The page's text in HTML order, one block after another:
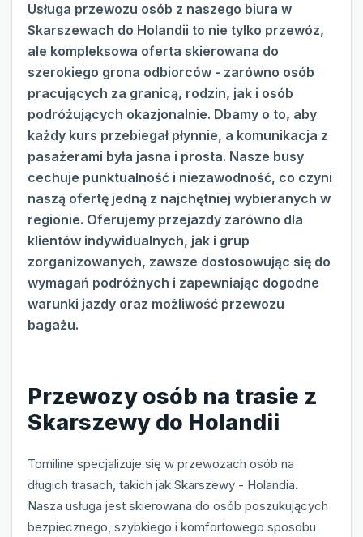
Usługa przewozu osób z naszego biura w
Skarszewach do Holandii to nie tylko przewóz,
ale kompleksowa oferta skierowana do
szerokiego grona odbiorców - zarówno osób
pracujących za granicą, rodzin, jak i osób
podróżujących okazjonalnie. Dbamy o to, aby
każdy kurs przebiegał płynnie, a komunikacja z
pasażerami była jasna i prosta. Nasze busy
cechuje punktualność i niezawodność, co czyni
naszą ofertę jedną z najchętniej wybieranych w
regionie. Oferujemy przejazdy zarówno dla
klientów indywidualnych, jak i grup
zorganizowanych, zawsze dostosowując się do
wymagań podróżnych i zapewniając dogodne
warunki jazdy oraz możliwość przewozu
bagażu.
Przewozy osób na trasie z
Skarszewy do Holandii
Tomiline specjalizuje się w przewozach osób na
długich trasach, takich jak Skarszewy - Holandia.
Nasza usługa jest skierowana do osób poszukujących
bezpiecznego, szybkiego i komfortowego sposobu